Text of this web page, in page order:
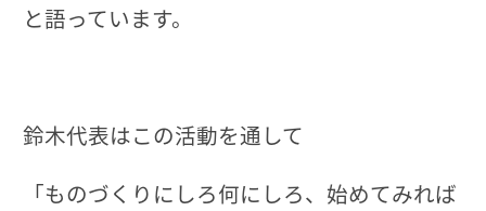
と語っています。
鈴木代表はこの活動を通して
「ものづくりにしろ何にしろ、始めてみれば